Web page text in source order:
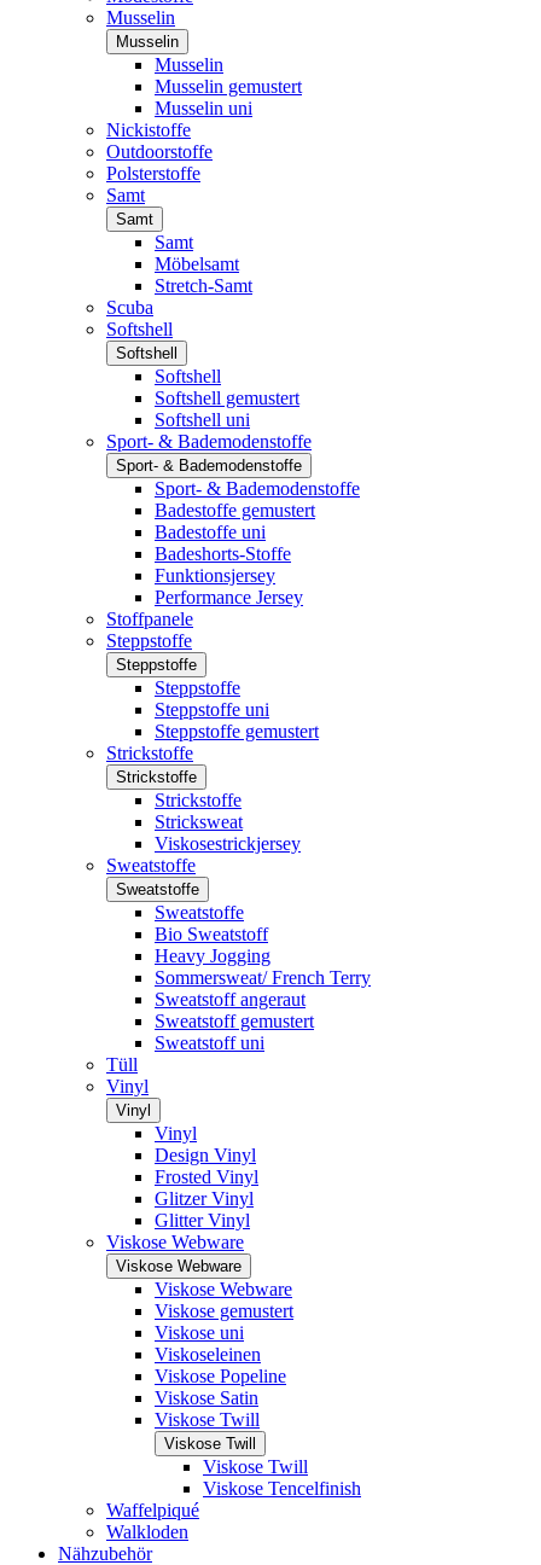
Musselin
Musselin
Musselin
Musselin gemustert
Musselin uni
Nickistoffe
Outdoorstoffe
Polsterstoffe
Samt
Samt
Samt
Möbelsamt
Stretch-Samt
Scuba
Softshell
Softshell
Softshell
Softshell gemustert
Softshell uni
Sport- & Bademodenstoffe
Sport- & Bademodenstoffe
Sport- & Bademodenstoffe
Badestoffe gemustert
Badestoffe uni
Badeshorts-Stoffe
Funktionsjersey
Performance Jersey
Stoffpanele
Steppstoffe
Steppstoffe
Steppstoffe
Steppstoffe uni
Steppstoffe gemustert
Strickstoffe
Strickstoffe
Strickstoffe
Stricksweat
Viskosestrickjersey
Sweatstoffe
Sweatstoffe
Sweatstoffe
Bio Sweatstoff
Heavy Jogging
Sommersweat/ French Terry
Sweatstoff angeraut
Sweatstoff gemustert
Sweatstoff uni
Tüll
Vinyl
Vinyl
Vinyl
Design Vinyl
Frosted Vinyl
Glitzer Vinyl
Glitter Vinyl
Viskose Webware
Viskose Webware
Viskose Webware
Viskose gemustert
Viskose uni
Viskoseleinen
Viskose Popeline
Viskose Satin
Viskose Twill
Viskose Twill
Viskose Twill
Viskose Tencelfinish
Waffelpiqué
Walkloden
Nähzubehör